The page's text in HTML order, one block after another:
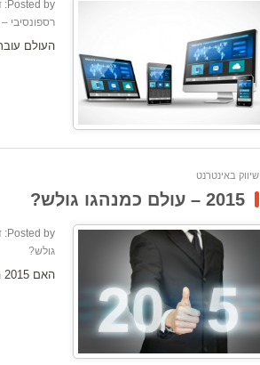
Posted by:
רספונסיבי
העולם
שיווק באינטרנט
2015 – עולם כמנהגו גולש?
Posted by:
גולש?
האם 2015 הייתה שנה טובה לאתרים ולבעליהם מבחינת אחסון,...